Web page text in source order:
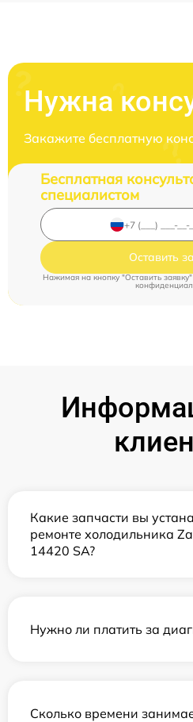
Нужна
Закажите бесплатную
Бесплатная
специалистом
Оставить
Нажимая на кнопку "Оставить
Какие запчасти вы
ремонте холодильника
14420 SA?
Нужно ли платить за
Сколько времени